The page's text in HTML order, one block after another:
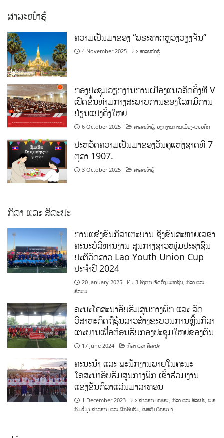
ສາລະໜ້າຮູ້
ຄວາມເປັນມາຂອງ “ພຣະທາດຫຼວງວຽງຈັນ”
4 November 2025 ສາລະໜ້າຮູ້
ກອງປະຊຸມວຽກງານການເມືອງແນວຄິດຄັ້ງທີ V
ເປີດຂຶ້ນທ່າມກາງສະພາບການຂອງໂລກມີການ
ປ່ຽນແປງຄັ້ງໃຫຍ່
6 October 2025 ສາລະໜ້າຮູ້ ,ວຽກງານການເມືອງ-ແນວຄິດ
ປະຫວັດຄວາມເປັນມາຂອງວັນຄູແຫ່ງຊາດທີ 7
ຕຸລາ 1907.
3 October 2025 ສາລະໜ້າຮູ້
ກິລາ ແລະ ສິລະປະ
ການແຂ່ງຂັນກິລາເຕະບານ ຊິງຂັນສະຫາຍເລຂາ
ຄະນະບໍລິຫານງານ ສູນກາງຊາວໜຸ່ມປະຊາຊົນ
ປະຕິວັດລາວ Lao Youth Union Cup
ປະຈຳປີ 2024
20 January 2025 3 ອົງການຈັດຕັ້ງມະຫາຊົນ ,ກິລາ ແລະ
ສິລະປະ
ຄະນະໂຄສະນາອົບຮົມສູນກາງພັກ ແລະ ລັດ
ວິສາຫະກິດຖືຮຸ້ນລາວສ້າງຂະບວນການຫຼີ້ນກິລາ
ເຕະບານເພື່ອຕ້ອນຮັບກອງປະຊຸມໃຫຍ່ຂອງຕົນ
17 June 2024 ກິລາ ແລະ ສິລະປະ
ຄະນະນຳ ແລະ ພະນັກງານພາຍໃນຄະນະ
ໂຄສະນາອົບຮົມສູນກາງພັກ ເຂົ້າຮ່ວມງານ
ແຂ່ງຂັນກິລາແລ່ນມາລາທອນ
1 December 2023 ຂ່າວສານ ຄອສພ ,ກິລາ ແລະ ສິລະປະ ,ເພສ
ກົມຂໍ້ມູນຂ່າວສານ ແລະ ຝຶກອົບຮົມ ,ເພສກົມໂຄສະນາ